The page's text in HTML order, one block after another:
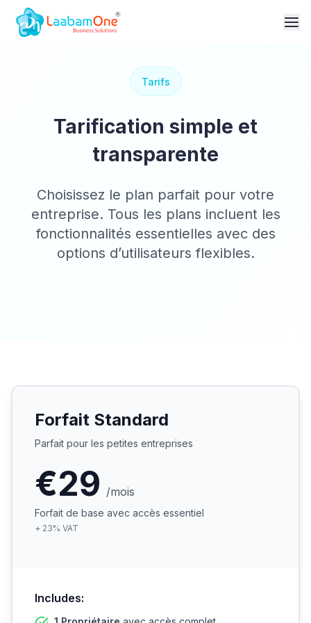
Tarifs
Tarification simple et
transparente
Choisissez le plan parfait pour votre
entreprise. Tous les plans incluent les
fonctionnalités essentielles avec des
options d’utilisateurs flexibles.
Forfait Standard
Parfait pour les petites entreprises
€29 /mois
Forfait de base avec accès essentiel
+ 23% VAT
Includes: